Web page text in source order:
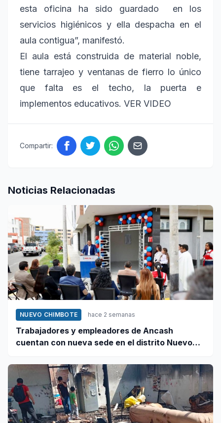
esta oficina ha sido guardado en los
servicios higiénicos y ella despacha en el
aula contigua”, manifestó.
El aula está construida de material noble,
tiene tarrajeo y ventanas de fierro lo único
que falta es el techo, la puerta e
implementos educativos. VER VIDEO
Compartir:
Noticias Relacionadas
NUEVO CHIMBOTE hace 2 semanas
Trabajadores y empleadores de Ancash
cuentan con nueva sede en el distrito Nuevo